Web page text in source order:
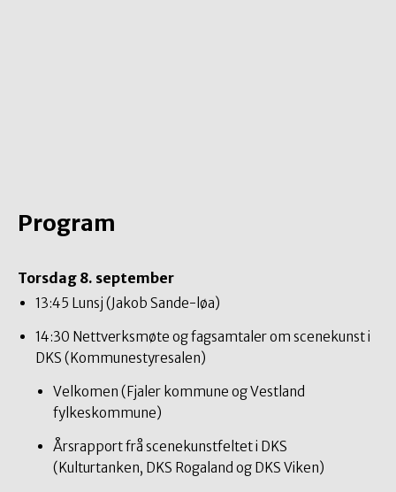
Program
Torsdag 8. september
13:45 Lunsj (Jakob Sande-løa)
14:30 Nettverksmøte og fagsamtaler om scenekunst i
DKS (Kommunestyresalen)
Velkomen (Fjaler kommune og Vestland
fylkeskommune)
Årsrapport frå scenekunstfeltet i DKS
(Kulturtanken, DKS Rogaland og DKS Viken)